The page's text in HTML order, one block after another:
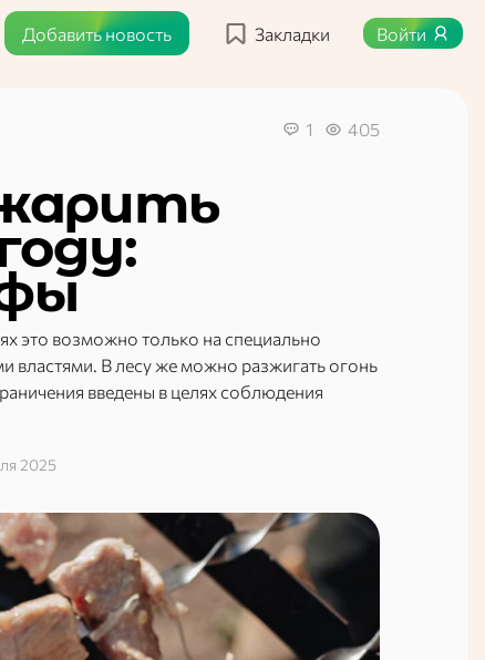
Добавить новость Закладки Войти
1 405
это возможно только на специально
властями. В лесу же можно разжигать огонь
введены в целях соблюдения
2025